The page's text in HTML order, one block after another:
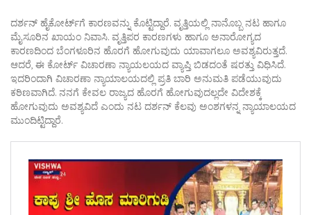
ದರ್ಶನ್ ಹೈಕೋರ್ಟ್‌ಗೆ ಕಾರಣವನ್ನು ಕೊಟ್ಟಿದ್ದಾರೆ. ವೃತ್ತಿಯಲ್ಲಿ ನಾನೊಬ್ಬ ನಟ ಹಾಗೂ
ಮೈಸೂರಿನ ಖಾಯಂ ನಿವಾಸಿ. ವೃತ್ತಿಪರ ಕಾರಣಗಳು ಹಾಗೂ ಅನಾರೋಗ್ಯದ
ಕಾರಣದಿಂದ ಬೆಂಗಳೂರಿನ ಹೊರಗೆ ಹೋಗುವುದು ಯಾವಾಗಲೂ ಅವಶ್ಯವಿರುತ್ತದೆ.
ಆದರೆ, ಈ ಕೋರ್ಟ್ ವಿಚಾರಣಾ ನ್ಯಾಯಲಯದ ವ್ಯಾಪ್ತಿ ಬಿಡದಂತೆ ಷರತ್ತು ವಿಧಿಸಿದೆ.
ಇದರಿಂದಾಗಿ ವಿಚಾರಣಾ ನ್ಯಾಯಾಲಯದಲ್ಲಿ ಪ್ರತಿ ಬಾರಿ ಅನುಮತಿ ಪಡೆಯುವುದು
ಕಠಿಣವಾಗಿದೆ. ನನಗೆ ಕೇವಲ ರಾಜ್ಯದ ಹೊರಗೆ ಹೋಗುವುದಲ್ಲದೇ ವಿದೇಶಕ್ಕೆ
ಹೋಗುವುದು ಅವಶ್ಯವಿದೆ ಎಂದು ನಟ ದರ್ಶನ್ ಕೆಲವು ಅಂಶಗಳನ್ನ ನ್ಯಾಯಾಲಯದ
ಮುಂದಿಟ್ಟಿದ್ದಾರೆ.